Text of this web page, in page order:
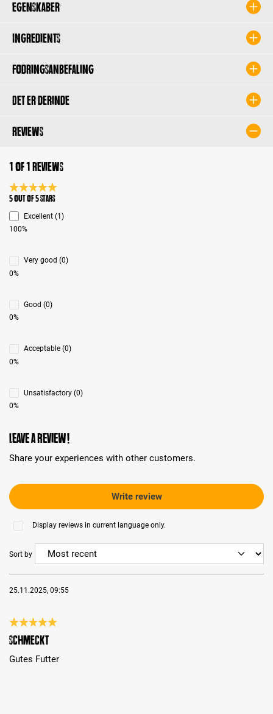
Egenskaber
Ingredients
Fodringsanbefaling
Det er derinde
Reviews
1 of 1 reviews
Average rating 5 of 5 Stars
5 out of 5 stars
Excellent (1)
100%
Very good (0)
0%
Good (0)
0%
Acceptable (0)
0%
Unsatisfactory (0)
0%
Leave a review!
Share your experiences with other customers.
Write review
Display reviews in current language only.
Sort by
25.11.2025, 09:55
Review with rating of 5 out of 5 stars
Schmeckt
Gutes Futter